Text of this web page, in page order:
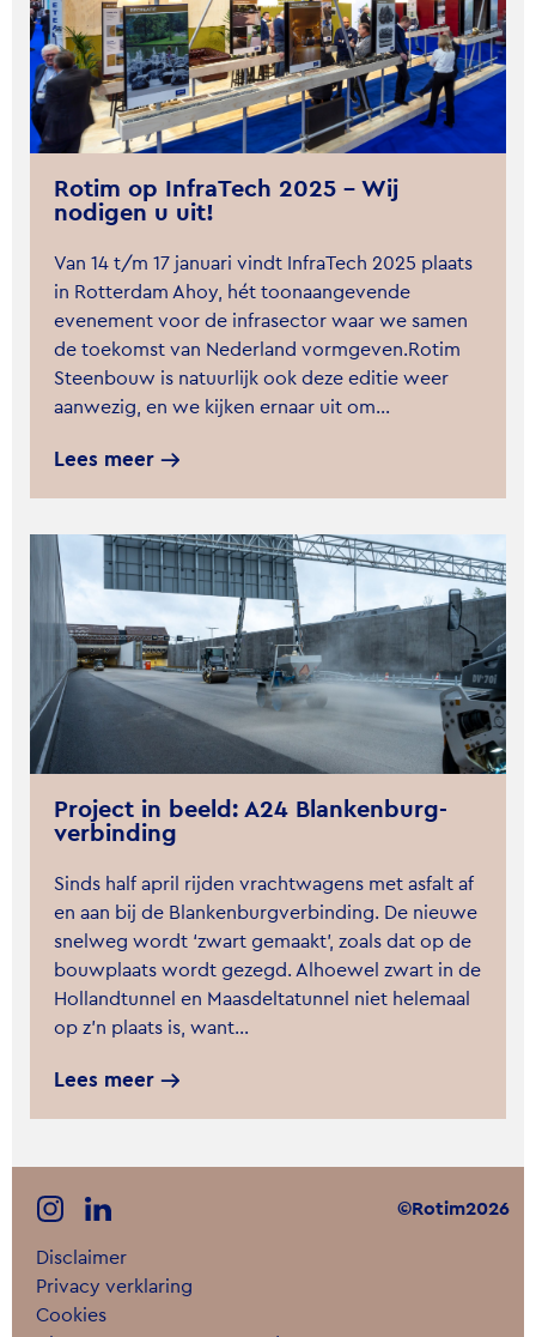
Rotim op InfraTech 2025 – Wij
nodigen u uit!
Van 14 t/m 17 januari vindt InfraTech 2025 plaats
in Rotterdam Ahoy, hét toonaangevende
evenement voor de infrasector waar we samen
de toekomst van Nederland vormgeven.Rotim
Steenbouw is natuurlijk ook deze editie weer
aanwezig, en we kijken ernaar uit om…
Lees meer
Project in beeld: A24 Blankenburg-
verbinding
Sinds half april rijden vrachtwagens met asfalt af
en aan bij de Blankenburgverbinding. De nieuwe
snelweg wordt ‘zwart gemaakt’, zoals dat op de
bouwplaats wordt gezegd. Alhoewel zwart in de
Hollandtunnel en Maasdeltatunnel niet helemaal
op z’n plaats is, want…
Lees meer
©Rotim2026
Disclaimer
Privacy verklaring
Cookies